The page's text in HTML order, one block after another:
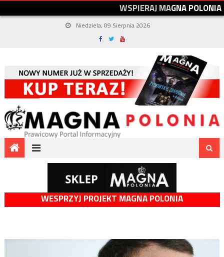
WSPIERAJMAGNAPOLONIA
Niedziela, 09 Sierpnia 2026
WESPRZYJ PROJEKT MAGNA POLONIA